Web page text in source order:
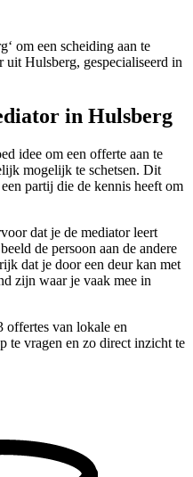
om een scheiding aan te
uit Hulsberg, gespecialiseerd in
in Hulsberg
idee om een offerte aan te
mogelijk te schetsen. Dit
partij die de kennis heeft om
dat je de mediator leert
de persoon aan de andere
dat je door een deur kan met
zijn waar je vaak mee in
offertes van lokale en
te vragen en zo direct inzicht te